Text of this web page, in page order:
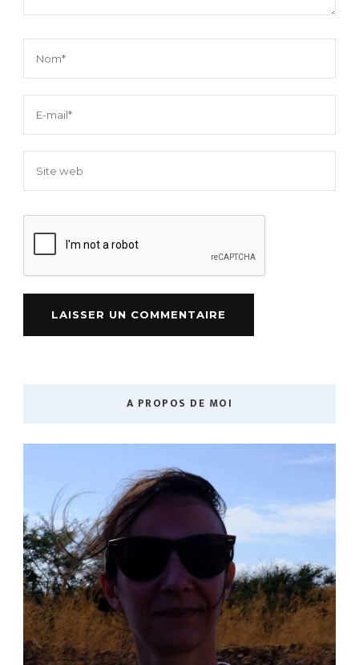
A PROPOS DE MOI